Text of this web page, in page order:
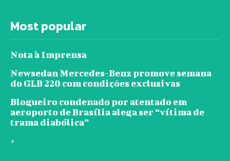
Most popular
Nota à Imprensa
Newsedan Mercedes-Benz promove semana
do GLB 220 com condições exclusivas
Blogueiro condenado por atentado em
aeroporto de Brasília alega ser “vítima de
trama diabólica”
+